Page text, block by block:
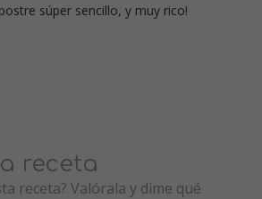
súper sencillo, y muy rico!
receta
receta? Valórala y dime qué